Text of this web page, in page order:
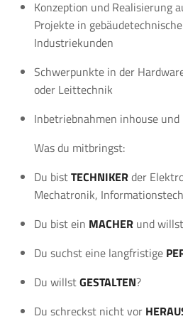
Konzeption und Realisierung
Projekte in
Industriekunden
Schwerpunkte in der
oder Leittechnik
Inbetriebnahmen inhouse und
Was du mitbringst:
Du bistTECHNIKERder
Mechatronik,
Du bist ein MACHER und
Du suchst eine langfristige
Du willstGESTALTEN?
Du schreckst nicht vor